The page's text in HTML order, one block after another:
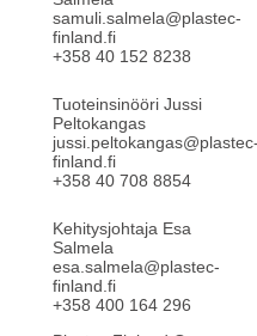
samuli.salmela@plastec-
finland.fi
+358 40 152 8238
Tuoteinsinööri Jussi
Peltokangas
jussi.peltokangas@plastec-
finland.fi
+358 40 708 8854
Kehitysjohtaja Esa
Salmela
esa.salmela@plastec-
finland.fi
+358 400 164 296